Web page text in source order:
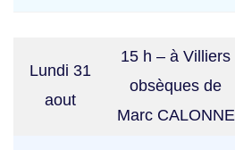
Lundi 31
aout
15 h – à Villiers
obsèques de
Marc CALONNE